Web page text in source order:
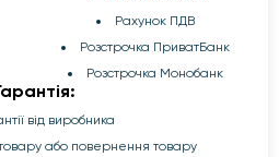
Рахунок ПДВ
Розстрочка ПриватБанк
Розстрочка Монобанк
від виробника
товару або повернення товару